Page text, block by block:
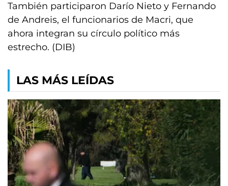
También participaron Darío Nieto y Fernando
de Andreis, el funcionarios de Macri, que
ahora integran su círculo político más
estrecho. (DIB)
LAS MÁS LEÍDAS